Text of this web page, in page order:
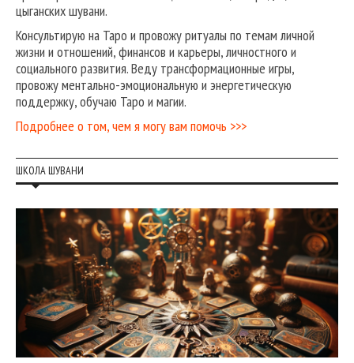
цыганских шувани.
Консультирую на Таро и провожу ритуалы по темам личной
жизни и отношений, финансов и карьеры, личностного и
социального развития. Веду трансформационные игры,
провожу ментально-эмоциональную и энергетическую
поддержку, обучаю Таро и магии.
Подробнее о том, чем я могу вам помочь >>>
ШКОЛА ШУВАНИ